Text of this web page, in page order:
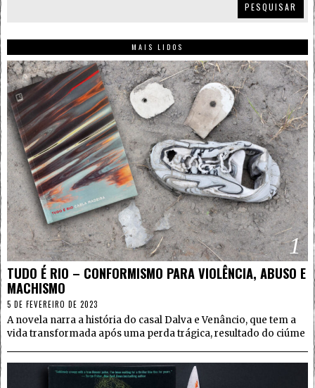
PESQUISAR
MAIS LIDOS
1
TUDO É RIO – CONFORMISMO PARA VIOLÊNCIA, ABUSO E
MACHISMO
5 DE FEVEREIRO DE 2023
A novela narra a história do casal Dalva e Venâncio, que tem a
vida transformada após uma perda trágica, resultado do ciúme